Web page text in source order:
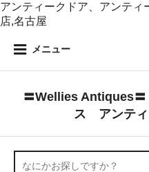
アンティークドア、アンティ
店,名古屋
メニュー
〓Wellies Antiques〓
ス アンティ